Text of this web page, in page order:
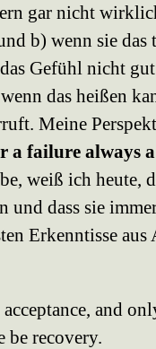
gar nicht
b) wenn sie das
Gefühl nicht
das heißen
Meine
a failure always a
weiß ich heute,
und dass sie
Erkenntisse
and
be recovery.